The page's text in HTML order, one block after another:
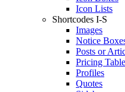
Icon Lists
Shortcodes I-S
Images
Notice
Posts or
Pricing
Profiles
Quotes